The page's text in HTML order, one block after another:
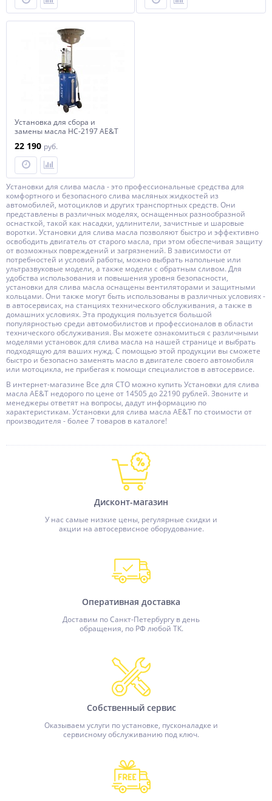
Установка для сбора и
замены масла HC-2197 AE&T
22 190 руб.
Установки для слива масла - это профессиональные средства для
комфортного и безопасного слива масляных жидкостей из
автомобилей, мотоциклов и других транспортных средств. Они
представлены в различных моделях, оснащенных разнообразной
оснасткой, такой как насадки, удлинители, зачистные и шаровые
воротки. Установки для слива масла позволяют быстро и эффективно
освободить двигатель от старого масла, при этом обеспечивая защиту
от возможных повреждений и загрязнений. В зависимости от
потребностей и условий работы, можно выбрать напольные или
ультразвуковые модели, а также модели с обратным сливом. Для
удобства использования и повышения уровня безопасности,
установки для слива масла оснащены вентиляторами и защитными
кольцами. Они также могут быть использованы в различных условиях -
в автосервисах, на станциях технического обслуживания, а также в
домашних условиях. Эта продукция пользуется большой
популярностью среди автомобилистов и профессионалов в области
технического обслуживания. Вы можете ознакомиться с различными
моделями установок для слива масла на нашей странице и выбрать
подходящую для ваших нужд. С помощью этой продукции вы сможете
быстро и безопасно заменять масло в двигателе своего автомобиля
или мотоцикла, не прибегая к помощи специалистов в автосервисе.
В интернет-магазине Все для СТО можно купить Установки для слива
масла AE&T недорого по цене от 14505 до 22190 рублей. Звоните и
менеджеры ответят на вопросы, дадут информацию по
характеристикам. Установки для слива масла AE&T по стоимости от
производителя - более 7 товаров в каталоге!
Дисконт-магазин
У нас самые низкие цены, регулярные скидки и
акции на автосервисное оборудование.
Оперативная доставка
Доставим по Санкт-Петербургу в день
обращения, по РФ любой ТК.
Собственный сервис
Оказываем услуги по установке, пусконаладке и
сервисному обслуживанию под ключ.